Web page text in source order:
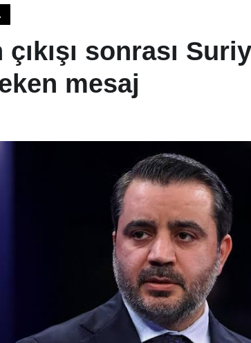
çıkışı sonrası
mesaj